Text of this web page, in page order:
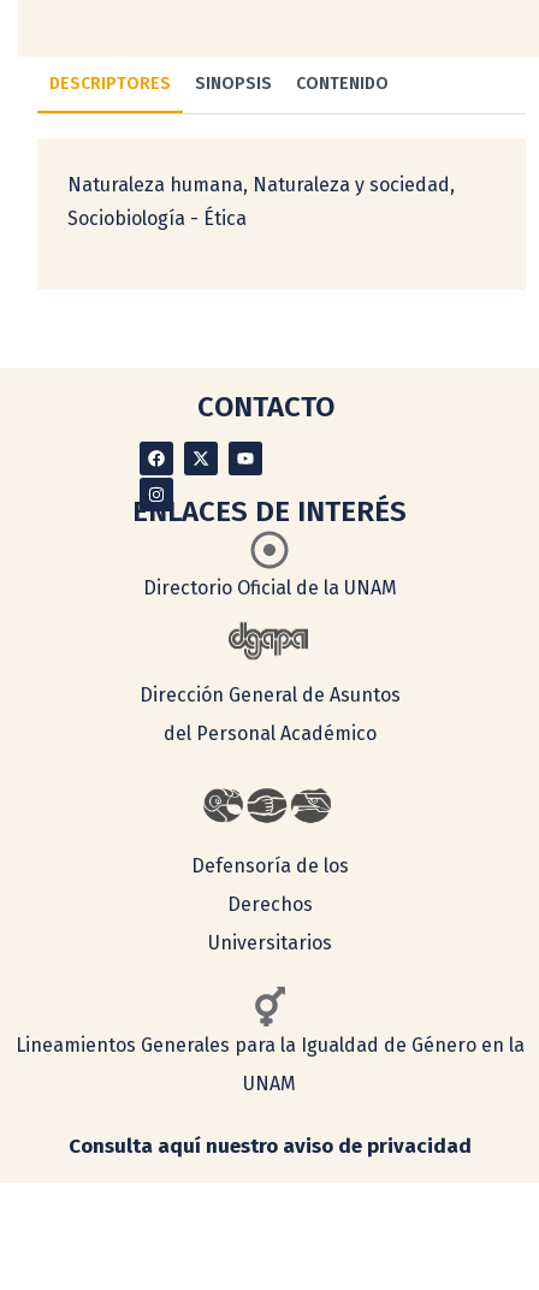
DESCRIPTORES SINOPSIS CONTENIDO
Naturaleza humana, Naturaleza y sociedad,
Sociobiología - Ética
CONTACTO
ENLACES DE INTERÉS
Directorio Oficial de la UNAM
Dirección General de Asuntos
del Personal Académico
Defensoría de los
Derechos
Universitarios
Lineamientos Generales para la Igualdad de Género en la
UNAM
Consulta aquí nuestro aviso de privacidad